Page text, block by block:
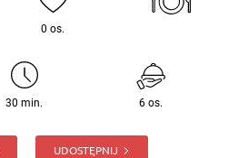
0 os.
30 min. 6 os.
UDOSTĘPNIJ